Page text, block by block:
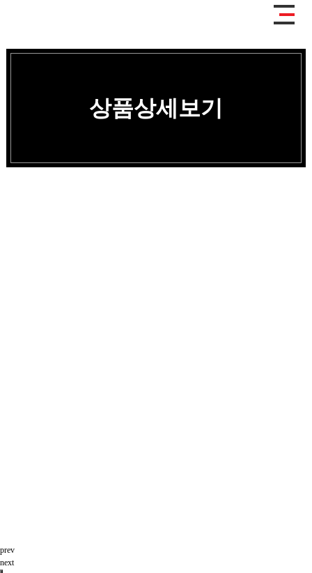
상품상세보기
prev
next